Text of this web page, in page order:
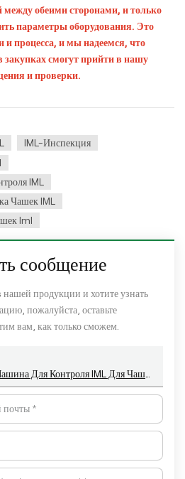
между обеими сторонами, и только
параметры оборудования. Это
и процесса, и мы надеемся, что
закупках смогут прийти в нашу
и проверки.
IML-Инспекция
IML
Чашек IML
Iml
сообщение
продукции и хотите узнать
пожалуйста, оставьте
вам, как только сможем.